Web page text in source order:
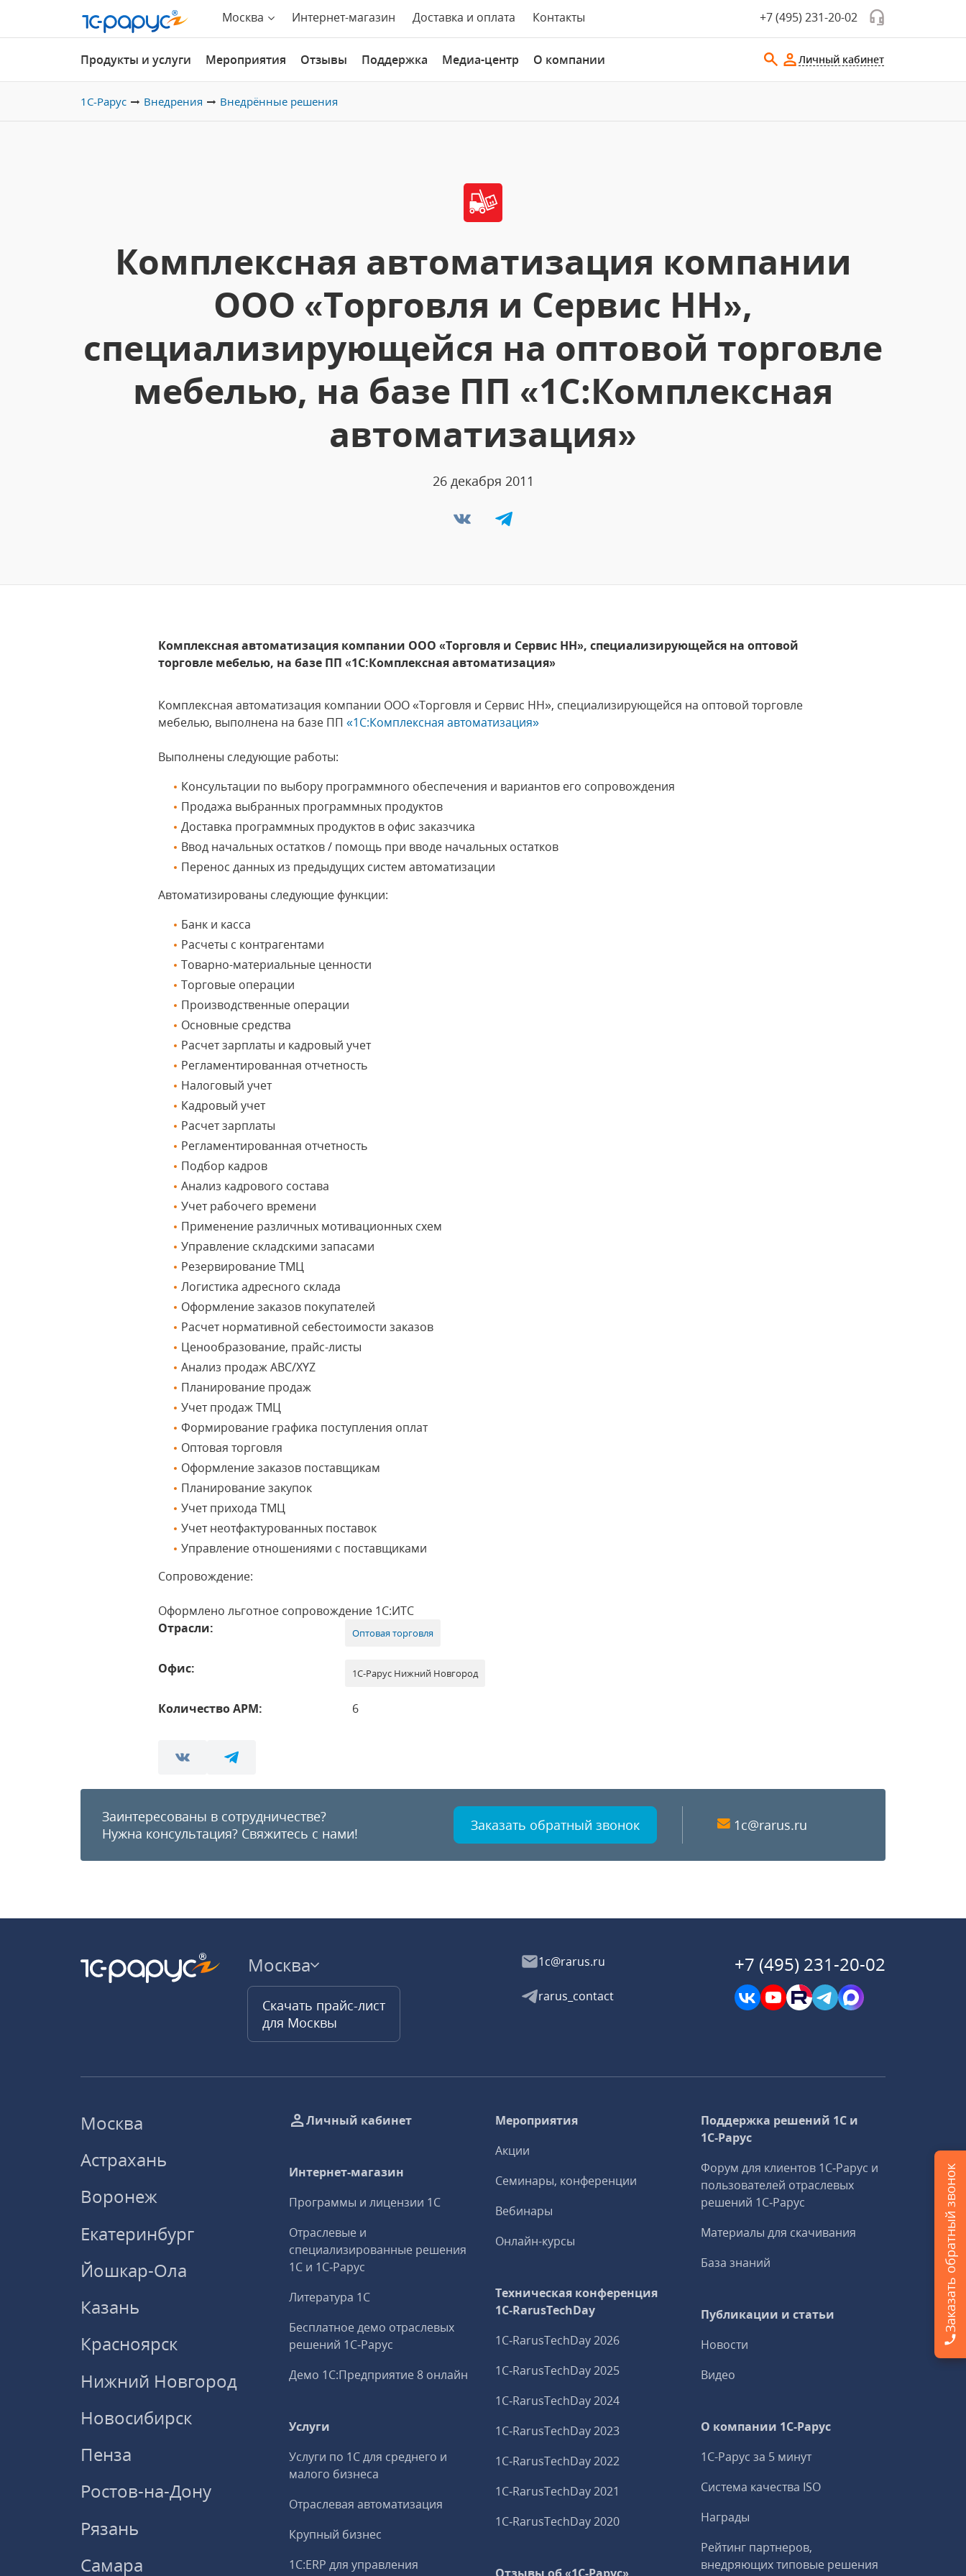
Москва Интернет-магазин Доставка и оплата Контакты +7 (495) 231-20-02
Продукты и услуги Мероприятия Отзывы Поддержка Медиа-центр О компании Личный кабинет
1С-Рарус Внедрения Внедрённые решения
Комплексная автоматизация компании
ООО «Торговля и Сервис НН»,
специализирующейся на оптовой торговле
мебелью, на базе ПП «1С:Комплексная
автоматизация»
26 декабря 2011
Комплексная автоматизация компании ООО «Торговля и Сервис НН», специализирующейся на оптовой
торговле мебелью, на базе ПП «1С:Комплексная автоматизация»
Комплексная автоматизация компании ООО «Торговля и Сервис НН», специализирующейся на оптовой торговле
мебелью, выполнена на базе ПП«1С:Комплексная автоматизация»
Выполнены следующие работы:
Консультации по выбору программного обеспечения и вариантов его сопровождения
Продажа выбранных программных продуктов
Доставка программных продуктов в офис заказчика
Ввод начальных остатков / помощь при вводе начальных остатков
Перенос данных из предыдущих систем автоматизации
Автоматизированы следующие функции:
Банк и касса
Расчеты с контрагентами
Товарно-материальные ценности
Торговые операции
Производственные операции
Основные средства
Расчет зарплаты и кадровый учет
Регламентированная отчетность
Налоговый учет
Кадровый учет
Расчет зарплаты
Регламентированная отчетность
Подбор кадров
Анализ кадрового состава
Учет рабочего времени
Применение различных мотивационных схем
Управление складскими запасами
Резервирование ТМЦ
Логистика адресного склада
Оформление заказов покупателей
Расчет нормативной себестоимости заказов
Ценообразование, прайс-листы
Анализ продаж ABC/XYZ
Планирование продаж
Учет продаж ТМЦ
Формирование графика поступления оплат
Оптовая торговля
Оформление заказов поставщикам
Планирование закупок
Учет прихода ТМЦ
Учет неотфактурованных поставок
Управление отношениями с поставщиками
Сопровождение:
Оформлено льготное сопровождение 1С:ИТС
Отрасли:
Оптовая торговля
Офис: 1С-Рарус Нижний Новгород
Количество АРМ: 6
Заинтересованы в сотрудничестве?
Нужна консультация? Свяжитесь с нами! Заказать обратный звонок 1c@rarus.ru
Москва
Скачать прайс-лист
для Москвы
1c@rarus.ru
rarus_contact
+7 (495) 231-20-02
Москва
Астрахань
Воронеж
Екатеринбург
Йошкар-Ола
Казань
Красноярск
Нижний Новгород
Новосибирск
Пенза
Ростов-на-Дону
Рязань
Самара
Личный кабинет
Интернет-магазин
Программы и лицензии 1С
Отраслевые и
специализированные решения
1С и 1С‑Рарус
Литература 1С
Бесплатное демо отраслевых
решений 1С‑Рарус
Демо 1С:Предприятие 8 онлайн
Услуги
Услуги по 1С для среднего и
малого бизнеса
Отраслевая автоматизация
Крупный бизнес
1С:ERP для управления
Мероприятия
Акции
Семинары, конференции
Вебинары
Онлайн-курсы
Техническая конференция
1C‑RarusTechDay
1C‑RarusTechDay 2026
1C‑RarusTechDay 2025
1C‑RarusTechDay 2024
1C‑RarusTechDay 2023
1C‑RarusTechDay 2022
1C‑RarusTechDay 2021
1C‑RarusTechDay 2020
Поддержка решений 1С и
1С‑Рарус
Форум для клиентов 1С‑Рарус и
пользователей отраслевых
решений 1С‑Рарус
Материалы для скачивания
База знаний
Публикации и статьи
Новости
Видео
О компании 1C-Рарус
1С-Рарус за 5 минут
Система качества ISO
Награды
Рейтинг партнеров,
внедряющих типовые решения
Заказать обратный звонок